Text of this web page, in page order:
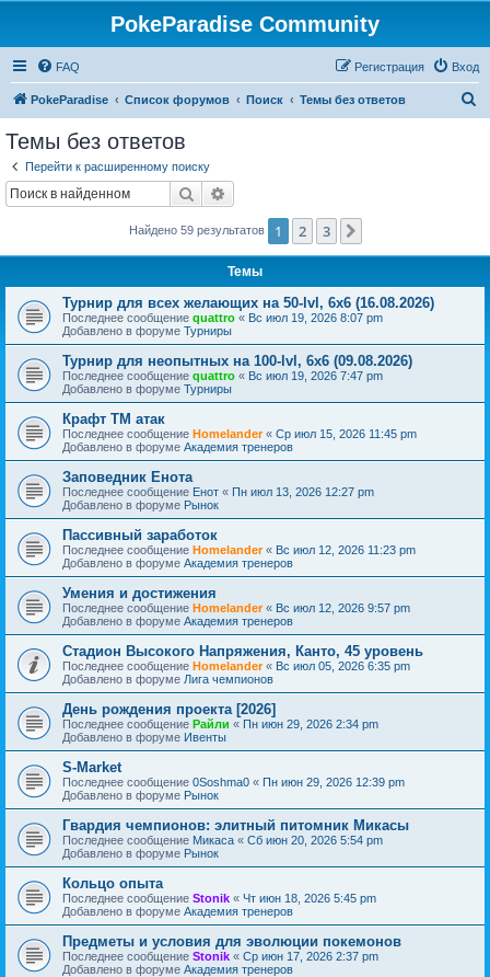
PokeParadise Community
FAQ Вход
Регистрация
PokeParadise Список форумов Поиск Темы без ответов
Темы без ответов
Перейти к расширенному поиску
Поиск
Найдено 59 результатов 1 2 3
Темы
Турнир для всех желающих на 50-lvl, 6х6 (16.08.2026)
Последнее сообщение quattro « Вс июл 19, 2026 8:07 pm
Добавлено в форуме Турниры
Турнир для неопытных на 100-lvl, 6х6 (09.08.2026)
Последнее сообщение quattro « Вс июл 19, 2026 7:47 pm
Добавлено в форуме Турниры
Крафт ТМ атак
Последнее сообщение Homelander« Ср июл 15, 2026 11:45 pm
Добавлено в форуме Академия тренеров
Заповедник Енота
Последнее сообщение Енот « Пн июл 13, 2026 12:27 pm
Добавлено в форуме Рынок
Пассивный заработок
Последнее сообщение Homelander« Вс июл 12, 2026 11:23 pm
Добавлено в форуме Академия тренеров
Умения и достижения
Последнее сообщение Homelander« Вс июл 12, 2026 9:57 pm
Добавлено в форуме Академия тренеров
Стадион Высокого Напряжения, Канто, 45 уровень
Последнее сообщение Homelander« Вс июл 05, 2026 6:35 pm
Добавлено в форуме Лига чемпионов
День рождения проекта [2026]
Последнее сообщение Райли « Пн июн 29, 2026 2:34 pm
Добавлено в форуме Ивенты
S-Market
Последнее сообщение 0Soshma0 « Пн июн 29, 2026 12:39 pm
Добавлено в форуме Рынок
Гвардия чемпионов: элитный питомник Микасы
Последнее сообщение Микаса « Сб июн 20, 2026 5:54 pm
Добавлено в форуме Рынок
Кольцо опыта
Последнее сообщение Stonik « Чт июн 18, 2026 5:45 pm
Добавлено в форуме Академия тренеров
Предметы и условия для эволюции покемонов
Последнее сообщение Stonik « Ср июн 17, 2026 2:37 pm
Добавлено в форуме Академия тренеров